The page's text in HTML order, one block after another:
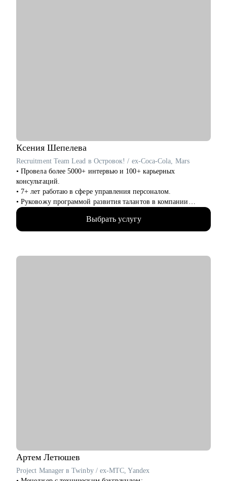
Ксения Шепелева
Recruitment Team Lead в Островок! / ex-Coca-Cola, Mars
• Провела более 5000+ интервью и 100+ карьерных
консультаций.
• 7+ лет работаю в сфере управления персоналом.
• Руковожу программой развития талантов в компании
Островок!
ассоциации ICTA.
Выбрать услугу
Артем Летюшев
Project Manager в Twinby / ex-MTC, Yandex